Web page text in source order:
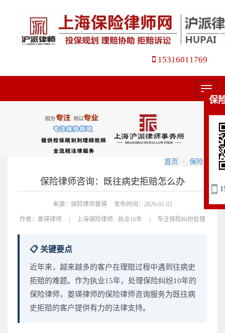
15316011769
菜
单
首页 保险咨询
保险律师咨询：既往病史拒赔怎么办
来源：保险律师姜瑛 发布时间：2026-01-02
作者： 姜瑛律师 | 上海保险律师 · 执业16年 | 专注保险纠纷处理
📋 关键要点
近年来，越来越多的客户在理赔过程中遇到往病史
拒赔的难题。作为执业15年，处理保险纠纷10年的
保险律师，姜瑛律师的保险律师咨询服务为既往病
史拒赔的客户提供有力的法律支持。
保